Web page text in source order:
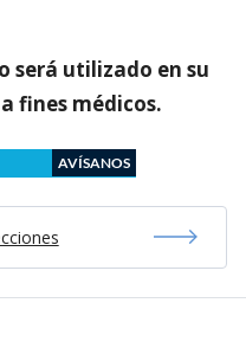
será utilizado en su
fines médicos.
AVÍSANOS